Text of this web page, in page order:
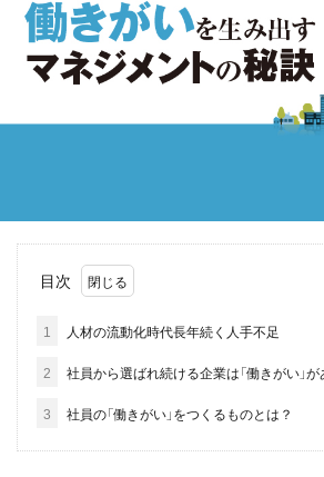
目次
1 人材の流動化時代長年続く人手不足
2 社員から選ばれ続ける企業は「働きがい」が
3 社員の「働きがい」をつくるものとは？
タグ
組織力 目標設定 社会貢献
日